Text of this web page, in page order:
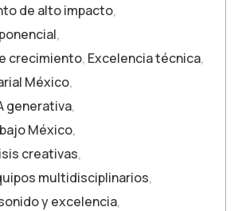
de alto impacto,
,
crecimiento, Excelencia técnica,
México,
generativa,
México,
creativas,
multidisciplinarios,
y excelencia,